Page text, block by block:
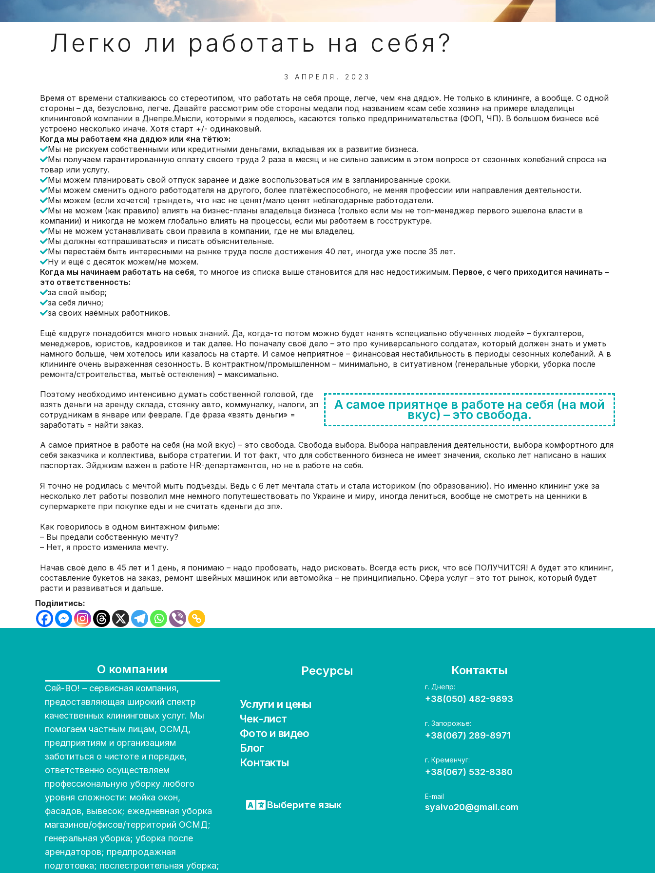
Легко ли работать на себя?
3 АПРЕЛЯ, 2023
Время от времени сталкиваюсь со стереотипом, что работать на себя проще, легче, чем «на дядю». Не только в клининге, а вообще. С одной
стороны – да, безусловно, легче. Давайте рассмотрим обе стороны медали под названием «сам себе хозяин» на примере владелицы
клининговой компании в Днепре.Мысли, которыми я поделюсь, касаются только предпринимательства (ФОП, ЧП). В большом бизнесе всё
устроено несколько иначе. Хотя старт +/- одинаковый.
Когда мы работаем «на дядю» или «на тётю»:
Мы не рискуем собственными или кредитными деньгами, вкладывая их в развитие бизнеса.
Мы получаем гарантированную оплату своего труда 2 раза в месяц и не сильно зависим в этом вопросе от сезонных колебаний спроса на
товар или услугу.
Мы можем планировать свой отпуск заранее и даже воспользоваться им в запланированные сроки.
Мы можем сменить одного работодателя на другого, более платёжеспособного, не меняя профессии или направления деятельности.
Мы можем (если хочется) трындеть, что нас не ценят/мало ценят неблагодарные работодатели.
Мы не можем (как правило) влиять на бизнес-планы владельца бизнеса (только если мы не топ-менеджер первого эшелона власти в
компании) и никогда не можем глобально влиять на процессы, если мы работаем в госструктуре.
Мы не можем устанавливать свои правила в компании, где не мы владелец.
Мы должны «отпрашиваться» и писать объяснительные.
Мы перестаём быть интересными на рынке труда после достижения 40 лет, иногда уже после 35 лет.
Ну и ещё с десяток можем/не можем.
Когда мы начинаем работать на себя, то многое из списка выше становится для нас недостижимым. Первое, с чего приходится начинать –
это ответственность:
за свой выбор;
за себя лично;
за своих наёмных работников.
Ещё «вдруг» понадобится много новых знаний. Да, когда-то потом можно будет нанять «специально обученных людей» – бухгалтеров,
менеджеров, юристов, кадровиков и так далее. Но поначалу своё дело – это про «универсального солдата», который должен знать и уметь
намного больше, чем хотелось или казалось на старте. И самое неприятное – финансовая нестабильность в периоды сезонных колебаний. А в
клининге очень выраженная сезонность. В контрактном/промышленном – минимально, в ситуативном (генеральные уборки, уборка после
ремонта/строительства, мытьё остекления) – максимально.
Поэтому необходимо интенсивно думать собственной головой, где
взять деньги на аренду склада, стоянку авто, коммуналку, налоги, зп
сотрудникам в январе или феврале. Где фраза «взять деньги» =
заработать = найти заказ.
А самое приятное в работе на себя (на мой
вкус) – это свобода.
А самое приятное в работе на себя (на мой вкус) – это свобода. Свобода выбора. Выбора направления деятельности, выбора комфортного для
себя заказчика и коллектива, выбора стратегии. И тот факт, что для собственного бизнеса не имеет значения, сколько лет написано в наших
паспортах. Эйджизм важен в работе HR-департаментов, но не в работе на себя.
Я точно не родилась с мечтой мыть подъезды. Ведь с 6 лет мечтала стать и стала историком (по образованию). Но именно клининг уже за
несколько лет работы позволил мне немного попутешествовать по Украине и миру, иногда лениться, вообще не смотреть на ценники в
супермаркете при покупке еды и не считать «деньги до зп».
Как говорилось в одном винтажном фильме:
– Вы предали собственную мечту?
– Нет, я просто изменила мечту.
Начав своё дело в 45 лет и 1 день, я понимаю – надо пробовать, надо рисковать. Всегда есть риск, что всё ПОЛУЧИТСЯ! А будет это клининг,
составление букетов на заказ, ремонт швейных машинок или автомойка – не принципиально. Сфера услуг – это тот рынок, который будет
расти и развиваться и дальше.
Поділитись:
О компании
Сяй-ВО! – сервисная компания,
предоставляющая широкий спектр
качественных клининговых услуг. Мы
помогаем частным лицам, ОСМД,
предприятиям и организациям
заботиться о чистоте и порядке,
ответственно осуществляем
профессиональную уборку любого
уровня сложности: мойка окон,
фасадов, вывесок; ежедневная уборка
магазинов/офисов/территорий ОСМД;
генеральная уборка; уборка после
арендаторов; предпродажная
подготовка; послестроительная уборка;
Ресурсы
Услуги и цены
Чек-лист
Фото и видео
Блог
Контакты
Выберите язык
Контакты
г. Днепр:
+38(050) 482-9893
г. Запорожье:
+38(067) 289-8971
г. Кременчуг:
+38(067) 532-8380
E-mail
syaivo20@gmail.com